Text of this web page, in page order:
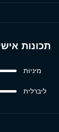
תכונות
מיניות
ליברלית